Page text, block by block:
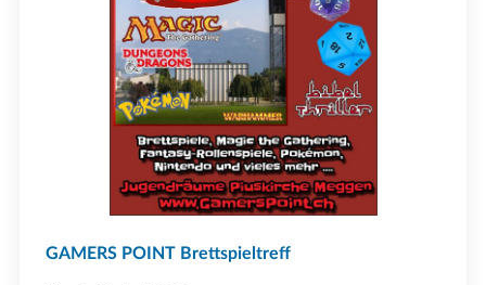
GAMERS POINT Brettspieltreff